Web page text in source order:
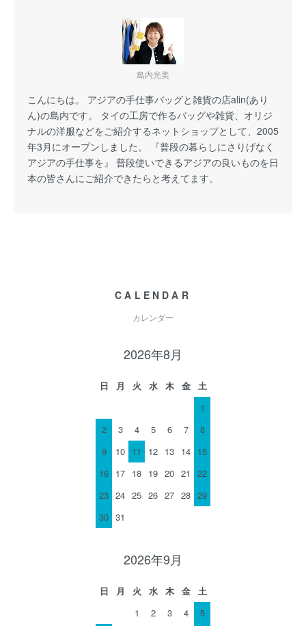
島内光美
こんにちは。 アジアの手仕事バッグと雑貨の店alin(あり
ん)の島内です。 タイの工房で作るバッグや雑貨、オリジ
ナルの洋服などをご紹介するネットショップとして、2005
年3月にオープンしました。 『普段の暮らしにさりげなく
アジアの手仕事を』 普段使いできるアジアの良いものを日
本の皆さんにご紹介できたらと考えてます。
CALENDAR
カレンダー
2026年8月
日 月 火 水 木 金
土
1
2
3 4 5 6 7
8
9
10 11 12 13 14 15
16 17 18 19 20 21
22
23 24 25 26 27 28 29
30 31
2026年9月
日 月 火 水 木 金
土
1
2 3 4
5